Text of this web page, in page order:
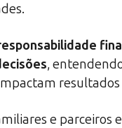
,
e parceiros